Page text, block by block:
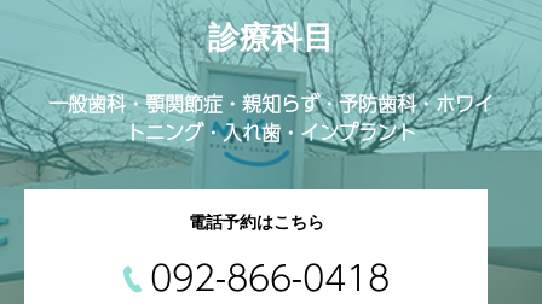
診療科目
一般歯科・顎関節症・親知らず・予防歯科・ホワイ
トニング・入れ歯・インプラント
電話予約はこちら
092-866-0418